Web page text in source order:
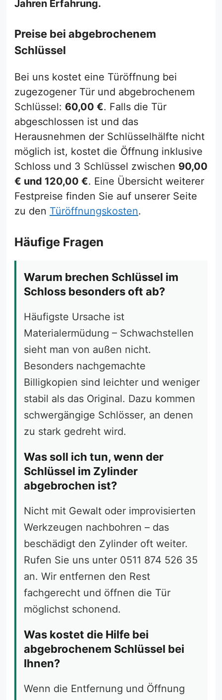
Jahren Erfahrung.
Preise bei abgebrochenem
Schlüssel
Bei uns kostet eine Türöffnung bei
zugezogener Tür und abgebrochenem
Schlüssel: 60,00 €. Falls die Tür
abgeschlossen ist und das
Herausnehmen der Schlüsselhälfte nicht
möglich ist, kostet die Öffnung inklusive
Schloss und 3 Schlüssel zwischen 90,00
€ und 120,00 €. Eine Übersicht weiterer
Festpreise finden Sie auf unserer Seite
zu den Türöffnungskosten.
Häufige Fragen
Warum brechen Schlüssel im
Schloss besonders oft ab?
Häufigste Ursache ist
Materialermüdung – Schwachstellen
sieht man von außen nicht.
Besonders nachgemachte
Billigkopien sind leichter und weniger
stabil als das Original. Dazu kommen
schwergängige Schlösser, an denen
zu stark gedreht wird.
Was soll ich tun, wenn der
Schlüssel im Zylinder
abgebrochen ist?
Nicht mit Gewalt oder improvisierten
Werkzeugen nachbohren – das
beschädigt den Zylinder oft weiter.
Rufen Sie uns unter 0511 874 526 35
an. Wir entfernen den Rest
fachgerecht und öffnen die Tür
möglichst schonend.
Was kostet die Hilfe bei
abgebrochenem Schlüssel bei
Ihnen?
Wenn die Entfernung und Öffnung